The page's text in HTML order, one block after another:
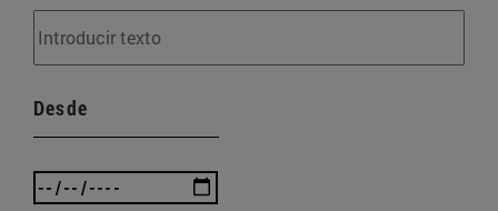
Desde